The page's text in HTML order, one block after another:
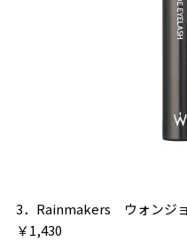
3．Rainmakers ウォンジ
￥1,430